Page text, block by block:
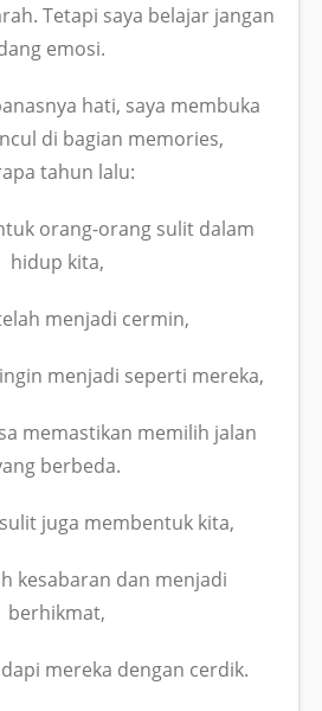
Tetapi saya belajar jangan
emosi.
hati, saya membuka
di bagian memories,
tahun lalu:
orang-orang sulit dalam
hidup kita,
menjadi cermin,
menjadi seperti mereka,
memastikan memilih jalan
berbeda.
juga membentuk kita,
kesabaran dan menjadi
berhikmat,
mereka dengan cerdik.